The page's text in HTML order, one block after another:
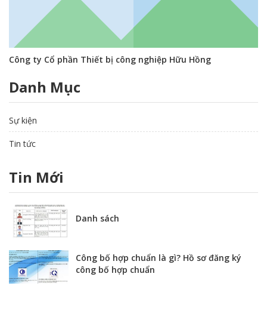
Công ty Cổ phần Thiết bị công nghiệp Hữu Hồng
Danh Mục
Sự kiện
Tin tức
Tin Mới
Danh sách
Công bố hợp chuẩn là gì? Hồ sơ đăng ký
công bố hợp chuẩn